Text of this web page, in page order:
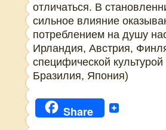
отличаться. В
сильное влияние
потреблением на душу
Ирландия, Австрия,
специфической
Бразилия, Япония)
Share